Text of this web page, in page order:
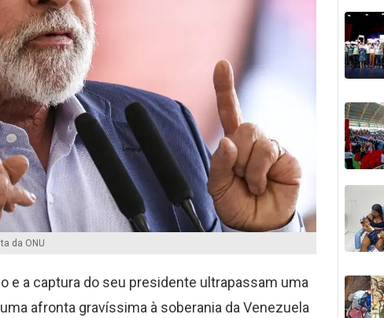
da ONU
e a captura do seu presidente ultrapassam uma
afronta gravíssima à soberania da Venezuela